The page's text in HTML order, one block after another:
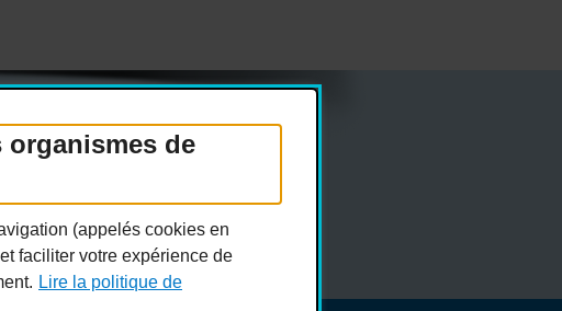
organismes de
(appelés cookies en
faciliter votre expérience de
Lire la politique de
FAQ